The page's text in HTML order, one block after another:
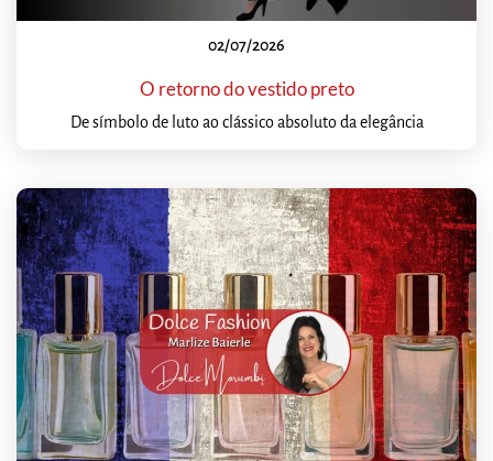
02/07/2026
O retorno do vestido preto
De símbolo de luto ao clássico absoluto da elegância